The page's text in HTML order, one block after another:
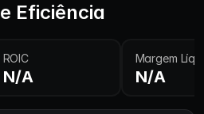
Eficiência
ROIC
N/A
Margem
N/A